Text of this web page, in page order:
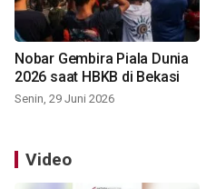
Nobar Gembira Piala Dunia
2026 saat HBKB di Bekasi
Senin, 29 Juni 2026
Video